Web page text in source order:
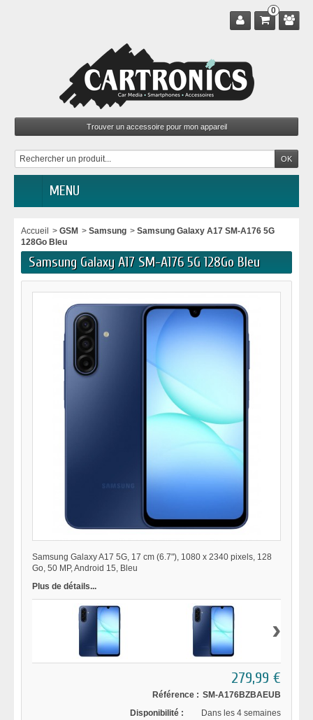
0
MENU
Accueil > GSM > Samsung > Samsung Galaxy A17 SM-A176 5G
128Go Bleu
Samsung Galaxy A17 SM-A176 5G 128Go Bleu
Samsung Galaxy A17 5G, 17 cm (6.7"), 1080 x 2340 pixels, 128
Go, 50 MP, Android 15, Bleu
Plus de détails...
›
279,99 €
Référence : SM-A176BZBAEUB
Disponibilité :
Dans les 4 semaines